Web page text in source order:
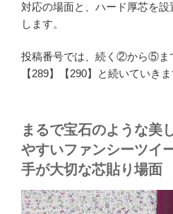
対応の場面と、ハード厚芯を設
します。
投稿番号では、続く②から⑤ま
【289】【290】と続いていきま
まるで宝石のような美
やすいファンシーツイ
手が大切な芯貼り場面